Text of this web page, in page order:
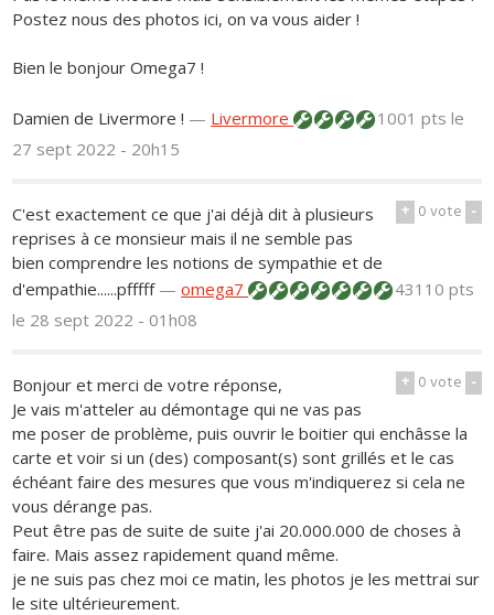
Postez nous des photos ici, on va vous aider !
Bien le bonjour Omega7 !
Damien de Livermore ! — Livermore 1001 ptsle
27 sept 2022 - 20h15
+ 0vote -
C'est exactement ce que j'ai déjà dit à plusieurs
reprises à ce monsieur mais il ne semble pas
bien comprendre les notions de sympathie et de
d'empathie......pfffff —omega7
43110 pts
le 28 sept 2022 - 01h08
+ 0vote -
Bonjour et merci de votre réponse,
Je vais m'atteler au démontage qui ne vas pas
me poser de problème, puis ouvrir le boitier qui enchâsse la
carte et voir si un (des) composant(s) sont grillés et le cas
échéant faire des mesures que vous m'indiquerez si cela ne
vous dérange pas.
Peut être pas de suite de suite j'ai 20.000.000 de choses à
faire. Mais assez rapidement quand même.
je ne suis pas chez moi ce matin, les photos je les mettrai sur
le site ultérieurement.